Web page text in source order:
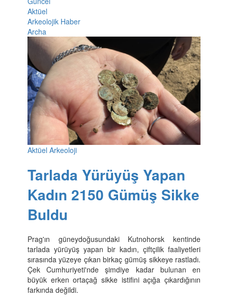
Aktüel
Arkeolojik Haber
Archa
Aktüel Arkeoloji
Tarlada Yürüyüş Yapan
Kadın 2150 Gümüş Sikke
Buldu
Prag'ın güneydoğusundaki Kutnohorsk kentinde
tarlada yürüyüş yapan bir kadın, çiftçilik faaliyetleri
sırasında yüzeye çıkan birkaç gümüş sikkeye rastladı.
Çek Cumhuriyeti'nde şimdiye kadar bulunan en
büyük erken ortaçağ sikke istifini açığa çıkardığının
farkında değildi.